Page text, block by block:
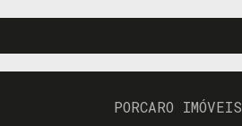
PORCARO IMÓVEIS